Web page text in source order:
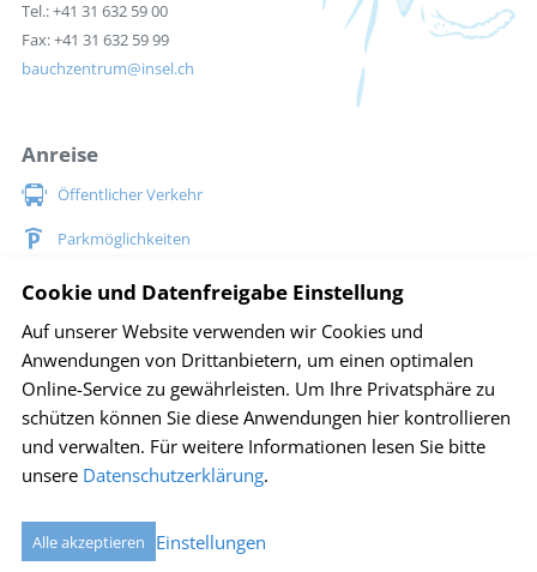
Tel.: +41 31 632 59 00
Fax: +41 31 632 59 99
bauchzentrum
insel.ch
Anreise
Öffentlicher Verkehr
Parkmöglichkeiten
Situationsplan Inselspital
Social Media
created by Internetgalerie AG
Cookie und Datenfreigabe Einstellung
Auf unserer Website verwenden wir Cookies und
Anwendungen von Drittanbietern, um einen optimalen
Online-Service zu gewährleisten. Um Ihre Privatsphäre zu
schützen können Sie diese Anwendungen hier kontrollieren
und verwalten. Für weitere Informationen lesen Sie bitte
unsere Datenschutzerklärung.
Alle akzeptieren Einstellungen